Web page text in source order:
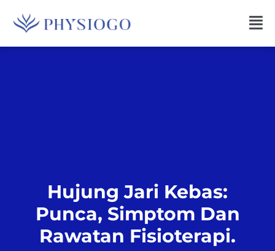
Hujung Jari Kebas:
Punca, Simptom Dan
Rawatan Fisioterapi.